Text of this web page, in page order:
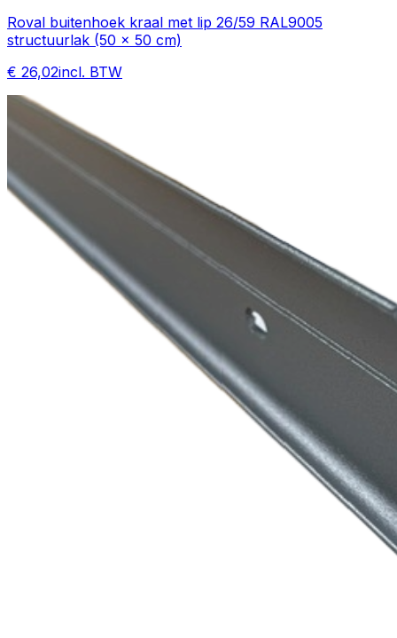
Roval buitenhoek kraal met lip 26/59 RAL9005
structuurlak (50 x 50 cm)
€ 26,02incl. BTW